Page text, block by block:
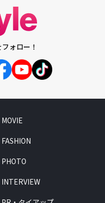
ォロー！
MOVIE
FASHION
PHOTO
INTERVIEW